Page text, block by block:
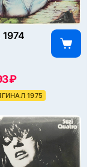
1974
₽
1975